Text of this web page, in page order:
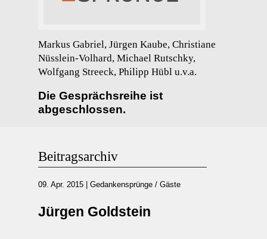
Markus Gabriel, Jürgen Kaube, Christiane
Nüsslein-Volhard, Michael Rutschky,
Wolfgang Streeck, Philipp Hübl u.v.a.
Die Gesprächsreihe ist
abgeschlossen.
Beitragsarchiv
09. Apr. 2015 Gedankensprünge / Gäste
Jürgen Goldstein